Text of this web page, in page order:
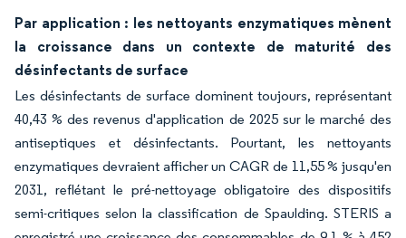
Par application : les nettoyants enzymatiques mènent
la croissance dans un contexte de maturité des
désinfectants de surface
Les désinfectants de surface dominent toujours, représentant
40,43 % des revenus d'application de 2025 sur le marché des
antiseptiques et désinfectants. Pourtant, les nettoyants
enzymatiques devraient afficher un CAGR de 11,55 % jusqu'en
2031, reflétant le pré-nettoyage obligatoire des dispositifs
semi-critiques selon la classification de Spaulding. STERIS a